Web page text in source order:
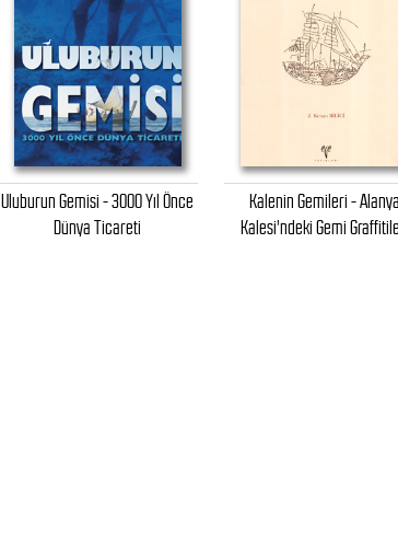
Uluburun Gemisi - 3000 Yıl Önce
Dünya Ticareti
Kalenin Gemileri -
Kalesi'ndeki Gemi